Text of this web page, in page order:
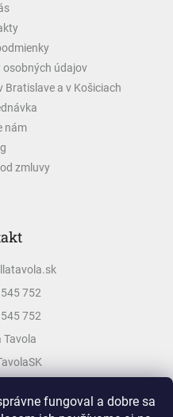
fungoval a dobre sa
osobných údajov
Bratislave a v Košiciach
nám
zmluvy
752
752
Tavola